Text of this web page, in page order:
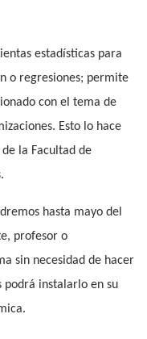
estadísticas para
o regresiones; permite
con el tema de
Esto lo hace
la Facultad de
hasta mayo del
profesor o
sin necesidad de hacer
podrá instalarlo en su